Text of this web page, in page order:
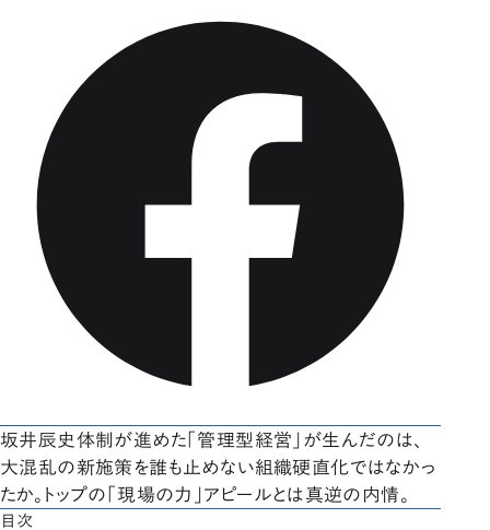
坂井辰史体制が進めた「管理型経営」が生んだのは、
大混乱の新施策を誰も止めない組織硬直化ではなかっ
たか。トップの「現場の力」アピールとは真逆の内情。
目次